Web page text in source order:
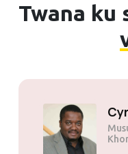
Twana ku